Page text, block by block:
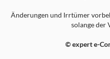
Änderungen und Irrtümer
solange der
© expert e-